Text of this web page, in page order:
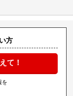
方
て！
を